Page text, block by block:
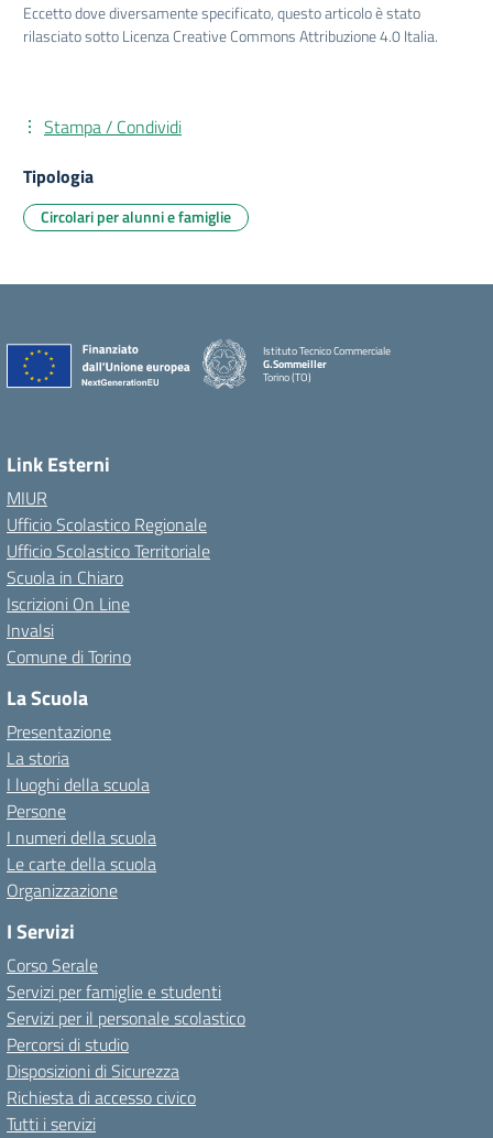
Eccetto dove diversamente specificato, questo articolo è stato
rilasciato sotto Licenza Creative Commons Attribuzione 4.0 Italia.
Stampa / Condividi
Tipologia
Circolari per alunni e famiglie
Istituto Tecnico Commerciale
G.Sommeiller
Torino (TO)
Link Esterni
MIUR
Ufficio Scolastico Regionale
Ufficio Scolastico Territoriale
Scuola in Chiaro
Iscrizioni On Line
Invalsi
Comune di Torino
La Scuola
Presentazione
La storia
I luoghi della scuola
Persone
I numeri della scuola
Le carte della scuola
Organizzazione
I Servizi
Corso Serale
Servizi per famiglie e studenti
Servizi per il personale scolastico
Percorsi di studio
Disposizioni di Sicurezza
Richiesta di accesso civico
Tutti i servizi